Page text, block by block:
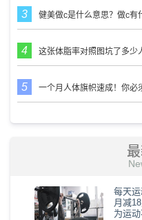
健美做c是什么意思？做c有
这张体脂率对照图坑了多少
一个月人体旗帜速成！你必
每天
月减
为运动